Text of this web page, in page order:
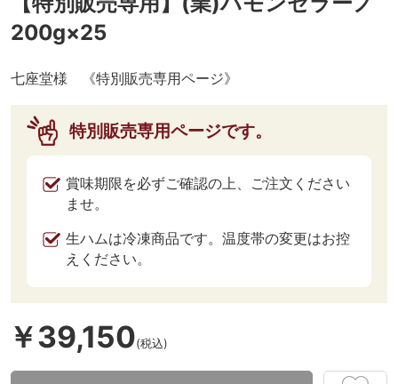
200g×25
七座堂様 《特別販売専用ページ》
特別販売専用ページです。
賞味期限を必ずご確認の上、ご注文ください
ませ。
生ハムは冷凍商品です。温度帯の変更はお控
えください。
￥39,150(税込)